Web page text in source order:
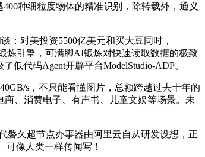
种细粒度物体的精准识别，除转载外，通义
对美投资5500亿美元和买大豆同时，
炼引擎，可满脚AI锻炼对快速读取数据的极致
低代码Agent开辟平台ModelStudio-ADP。
s，不只能看懂图片，总额跨越过去十年的
、消费电子、有声书、儿童文娱等场景。未
久超节点办事器由阿里云自从研发设想，正
像人类一样传闻写！